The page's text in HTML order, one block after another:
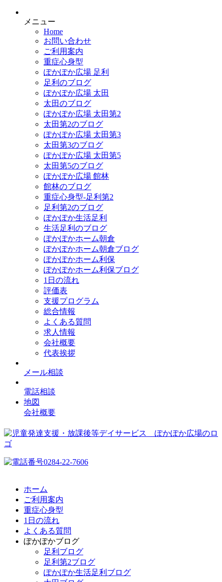
メニュー
Home
お問い合わせ
ご利用案内
重症心身型
ぽかぽか広場 足利
足利のブログ
ぽかぽか広場 太田
太田のブログ
ぽかぽか広場 太田第2
太田第2のブログ
ぽかぽか広場 太田第3
太田第3のブログ
ぽかぽか広場 太田第5
太田第5のブログ
ぽかぽか広場 館林
館林のブログ
重症心身型-足利第2
足利第2のブログ
ぽかぽか生活足利
生活足利のブログ
ぽかぽかホーム朝倉
ぽかぽかホーム朝倉ブログ
ぽかぽかホーム利保
ぽかぽかホーム利保ブログ
1日の流れ
評価表
支援プログラム
総合情報
よくある質問
求人情報
会社概要
代表挨拶
メール相談
電話相談
地図
会社概要
ホーム
ご利用案内
重症心身型
1日の流れ
よくある質問
ぽかぽかブログ
足利ブログ
足利第2ブログ
ぽかぽか生活足利ブログ